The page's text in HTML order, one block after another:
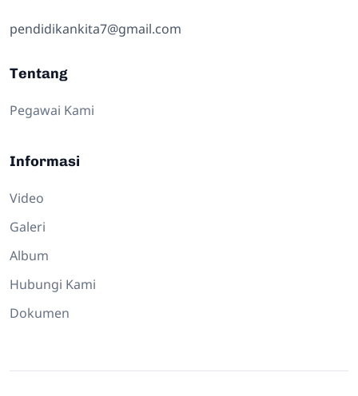
pendidikankita7@gmail.com
Tentang
Pegawai Kami
Informasi
Video
Galeri
Album
Hubungi Kami
Dokumen